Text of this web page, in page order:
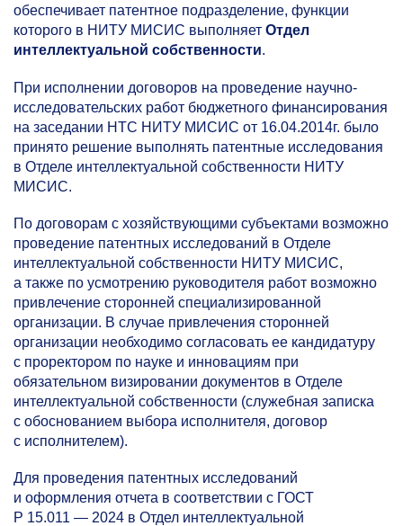
обеспечивает патентное подразделение, функции
которого в НИТУ МИСИС выполняет Отдел
интеллектуальной собственности.
При исполнении договоров на проведение научно-
исследовательских работ бюджетного финансирования
на заседании НТС НИТУ МИСИС от 16.04.2014г. было
принято решение выполнять патентные исследования
в Отделе интеллектуальной собственности НИТУ
МИСИС.
По договорам с хозяйствующими субъектами возможно
проведение патентных исследований в Отделе
интеллектуальной собственности НИТУ МИСИС,
а также по усмотрению руководителя работ возможно
привлечение сторонней специализированной
организации. В случае привлечения сторонней
организации необходимо согласовать ее кандидатуру
с проректором по науке и инновациям при
обязательном визировании документов в Отделе
интеллектуальной собственности (служебная записка
с обоснованием выбора исполнителя, договор
с исполнителем).
Для проведения патентных исследований
и оформления отчета в соответствии с ГОСТ
Р 15.011 — 2024 в Отдел интеллектуальной